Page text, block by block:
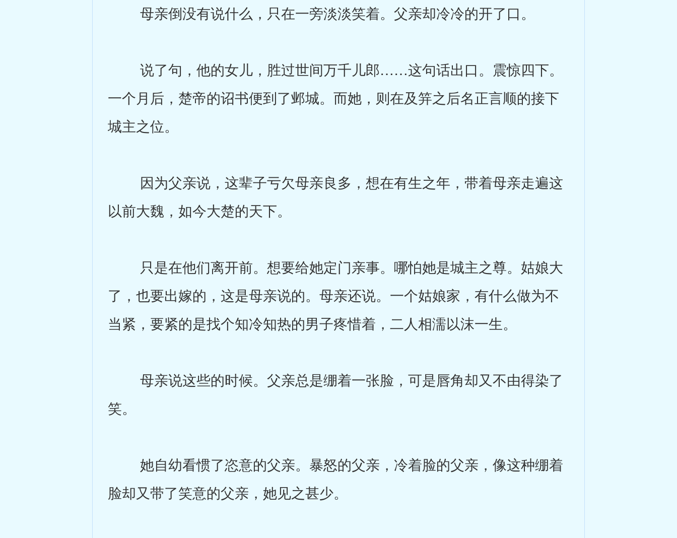
母亲倒没有说什么，只在一旁淡淡笑着。父亲却冷冷的开了口。
说了句，他的女儿，胜过世间万千儿郎……这句话出口。震惊四下。
一个月后，楚帝的诏书便到了邺城。而她，则在及笄之后名正言顺的接下
城主之位。
因为父亲说，这辈子亏欠母亲良多，想在有生之年，带着母亲走遍这
以前大魏，如今大楚的天下。
只是在他们离开前。想要给她定门亲事。哪怕她是城主之尊。姑娘大
了，也要出嫁的，这是母亲说的。母亲还说。一个姑娘家，有什么做为不
当紧，要紧的是找个知冷知热的男子疼惜着，二人相濡以沫一生。
母亲说这些的时候。父亲总是绷着一张脸，可是唇角却又不由得染了
笑。
她自幼看惯了恣意的父亲。暴怒的父亲，冷着脸的父亲，像这种绷着
脸却又带了笑意的父亲，她见之甚少。